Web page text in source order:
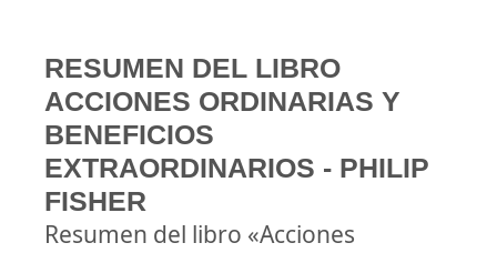
RESUMEN DEL LIBRO
ACCIONES ORDINARIAS Y
BENEFICIOS
EXTRAORDINARIOS - PHILIP
FISHER
Resumen del libro «Acciones